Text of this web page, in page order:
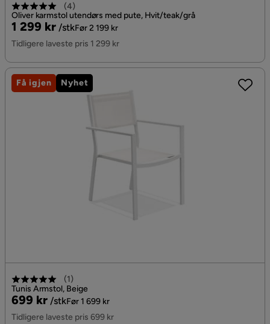
(4)
Oliver karmstol utendørs med pute, Hvit/teak/grå
Pris
1 299 kr /stk
Original
Pris
Før 2 199 kr
Tidligere laveste pris 1 299 kr
(1)
Tunis Armstol, Beige
Pris
699 kr /stk
Original
Pris
Før 1 699 kr
Tidligere laveste pris 699 kr
Få igjen Nyhet